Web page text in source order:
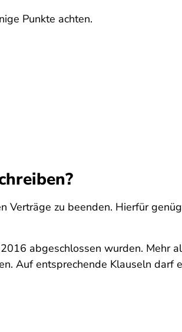
Punkte achten.
Verträge zu beenden. Hierfür
abgeschlossen wurden. Mehr
Auf entsprechende Klauseln darf